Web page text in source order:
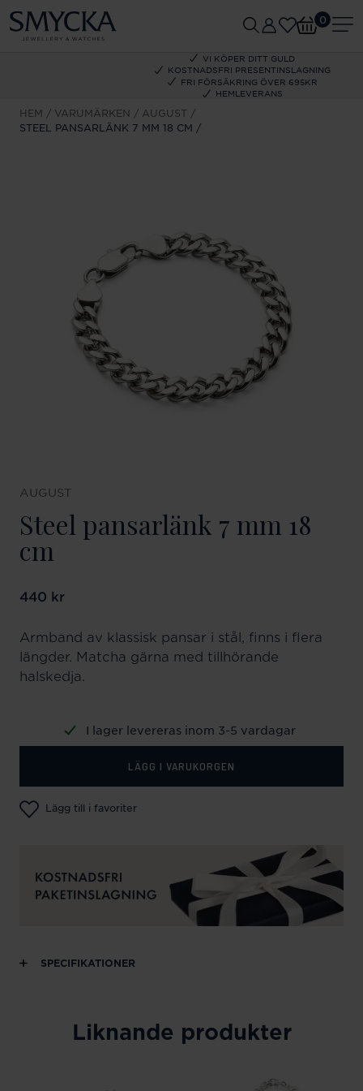
VI KÖPER DITT GULD
KOSTNADSFRI PRESENTINSLAGNING
FRI FÖRSÄKRING ÖVER 695KR
HEMLEVERANS
0
HEM VARUMÄRKEN
AUGUST
STEEL PANSARLÄNK 7 MM 18 CM
AUGUST
Steel pansarlänk 7 mm 18
cm
Pris:440 kr
440 kr
Armband av klassisk pansar i stål, finns i flera
längder. Matcha gärna med tillhörande
halskedja.
I lager levereras inom 3-5 vardagar
LÄGG I VARUKORGEN
Lägg till i favoriter
SPECIFIKATIONER
Liknande produkter